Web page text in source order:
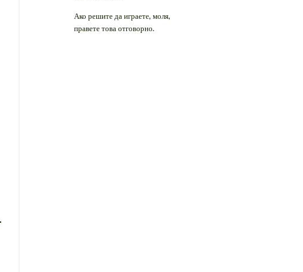
Ако решите да играете, моля,
правете това отговорно.